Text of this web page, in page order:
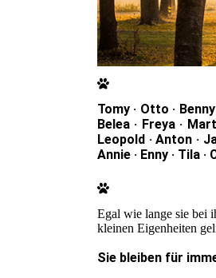
Tomy · Otto ·
Belea · Freya ·
Leopold · Anton ·
Annie · Enny · Tila
Egal wie lange sie bei
kleinen Eigenheiten
Sie bleiben für